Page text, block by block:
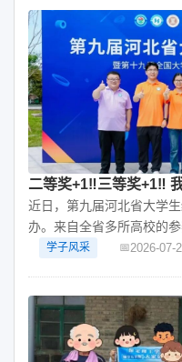
二等奖+1‼️三等奖+1‼️
近日，第九届河北省大学
办。来自全省多所高校的
学子风采 2026-07-